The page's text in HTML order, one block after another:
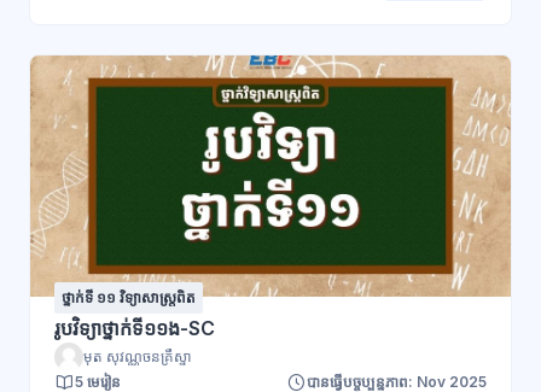
ថ្នាក់ទី ១១ វិទ្យាសាស្រ្តពិត
រូបវិទ្យាថ្នាក់ទី១១ង-SC
មុត សុវណ្ណចនគ្រឹស្នា
5 មេរៀន
បានធ្វើបច្ចុប្បន្នភាព: Nov 2025